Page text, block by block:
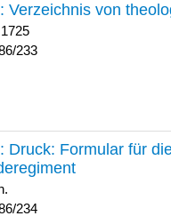
233 : Verzeichnis von
233
234 : Druck: Formular für
234